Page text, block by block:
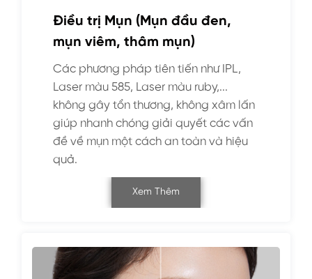
Điều trị Mụn (Mụn đầu đen,
mụn viêm, thâm mụn)
Các phương pháp tiên tiến như IPL,
Laser màu 585, Laser màu ruby,...
không gây tổn thương, không xâm lấn
giúp nhanh chóng giải quyết các vấn
đề về mụn một cách an toàn và hiệu
quả.
Xem Thêm